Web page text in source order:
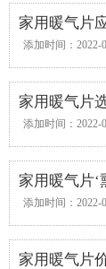
家用暖气片
添加时间：2022-
家用暖气片
添加时间：2022-
家用暖气片
添加时间：2022-
家用暖气片